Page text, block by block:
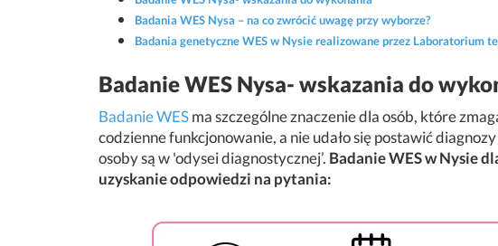
Badania WES Nysa – na co zwrócić uwagę przy wyborze?
Badania genetyczne WES w Nysie realizowane przez Laboratorium
Badanie WES Nysa- wskazania do
Badanie WESma szczególne znaczenie dla osób, które
codzienne funkcjonowanie, a nie udało się postawić
osoby są w 'odysei diagnostycznej’. Badanie WES w Nysie
uzyskanie odpowiedzi na pytania: